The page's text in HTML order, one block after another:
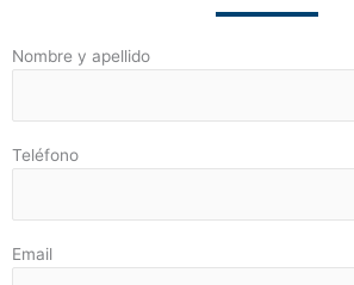
Nombre y apellido
Teléfono
Email